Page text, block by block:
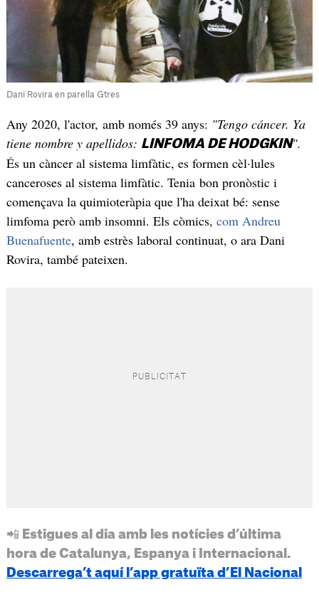
Dani Rovira en parella Gtres
Any 2020, l'actor, amb només 39 anys: "Tengo cáncer. Ya
tiene nombre y apellidos: LINFOMA DE HODGKIN".
És un càncer al sistema limfàtic, es formen cèl·lules
canceroses al sistema limfàtic. Tenia bon pronòstic i
començava la quimioteràpia que l'ha deixat bé: sense
limfoma però amb insomni. Els còmics, com Andreu
Buenafuente, amb estrès laboral continuat, o ara Dani
Rovira, també pateixen.
📲 Estigues al dia amb les notícies d’última
hora de Catalunya, Espanya i Internacional.
Descarrega’t aquí l’app gratuïta d’El Nacional